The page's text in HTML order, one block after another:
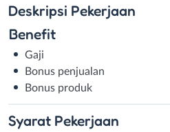
Deskripsi Pekerjaan
Benefit
Gaji
Bonus penjualan
Bonus produk
Syarat Pekerjaan